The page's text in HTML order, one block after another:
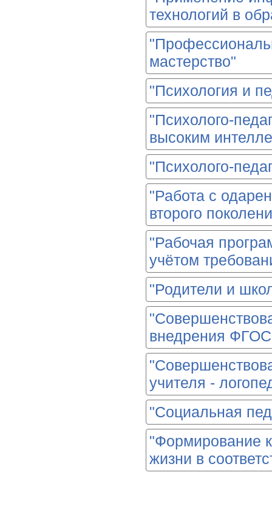
технологий в
мастерство"
"Психология и
"Психолого-
высоким
"Психолого-
"Работа с
второго
"Рабочая
учётом
"Родители и
внедрения
учителя -
"Социальная
"Формирование
жизни в